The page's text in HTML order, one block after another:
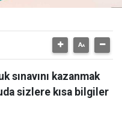
sınavını kazanmak
sizlere kısa bilgiler